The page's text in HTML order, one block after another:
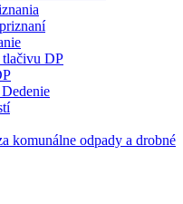
DP
komunálne odpady a drobné